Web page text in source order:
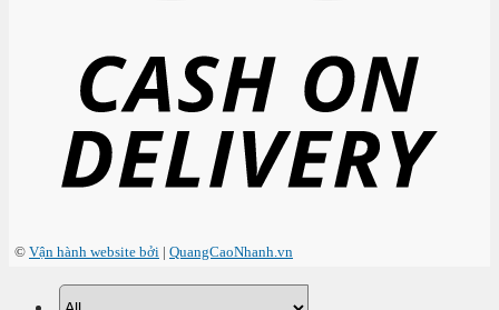
© Vận hành website bởi | QuangCaoNhanh.vn